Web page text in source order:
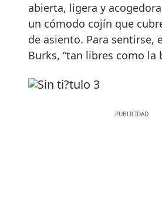
abierta, ligera y
un cómodo cojín que
de asiento. Para sentirse,
Burks, “tan libres como la